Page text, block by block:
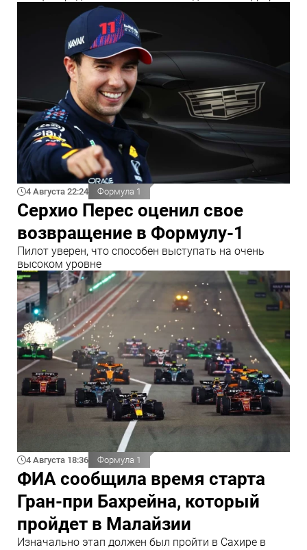
4 Августа 22:24 Формула 1
Серхио Перес оценил свое
возвращение в Формулу-1
Пилот уверен, что способен выступать на очень
высоком уровне
4 Августа 18:36 Формула 1
ФИА сообщила время старта
Гран-при Бахрейна, который
пройдет в Малайзии
Изначально этап должен был пройти в Сахире в